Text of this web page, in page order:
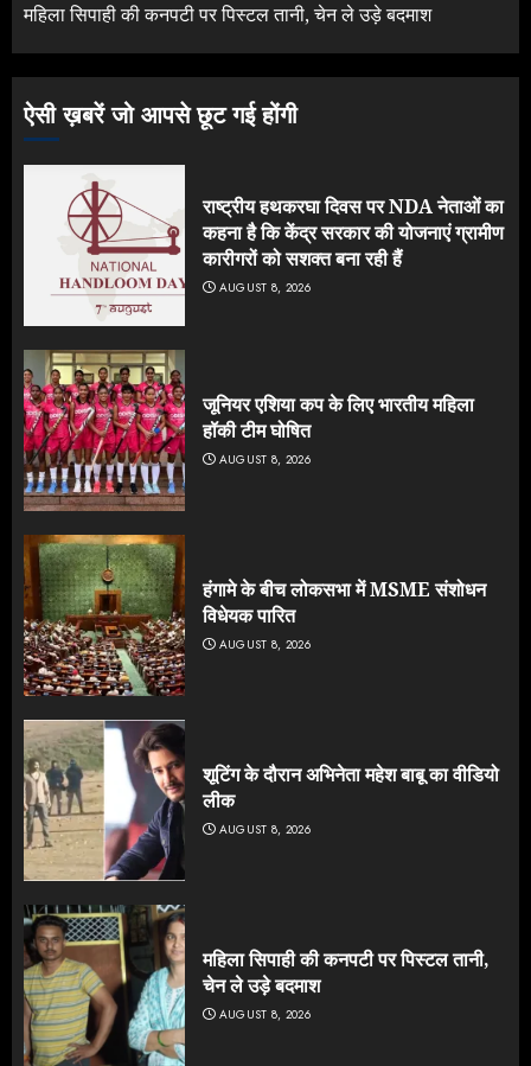
महिला सिपाही की कनपटी पर पिस्टल तानी, चेन ले उड़े बदमाश
ऐसी ख़बरें जो आपसे छूट गई होंगी
राष्ट्रीय हथकरघा दिवस पर NDA नेताओं का
कहना है कि केंद्र सरकार की योजनाएं ग्रामीण
कारीगरों को सशक्त बना रही हैं
AUGUST 8, 2026
जूनियर एशिया कप के लिए भारतीय महिला
हॉकी टीम घोषित
AUGUST 8, 2026
हंगामे के बीच लोकसभा में MSME संशोधन
विधेयक पारित
AUGUST 8, 2026
शूटिंग के दौरान अभिनेता महेश बाबू का वीडियो
लीक
AUGUST 8, 2026
महिला सिपाही की कनपटी पर पिस्टल तानी,
चेन ले उड़े बदमाश
AUGUST 8, 2026